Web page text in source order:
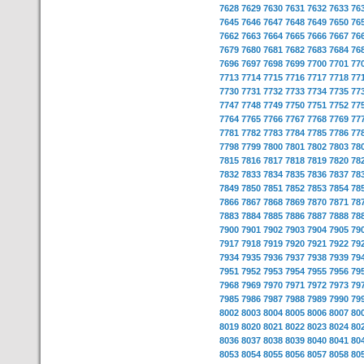
7628 7629 7630 7631 7632 7633
7645 7646 7647 7648 7649 7650
7662 7663 7664 7665 7666 7667
7679 7680 7681 7682 7683 7684
7696 7697 7698 7699 7700 7701
7713 7714 7715 7716 7717 7718
7730 7731 7732 7733 7734 7735
7747 7748 7749 7750 7751 7752
7764 7765 7766 7767 7768 7769
7781 7782 7783 7784 7785 7786
7798 7799 7800 7801 7802 7803
7815 7816 7817 7818 7819 7820
7832 7833 7834 7835 7836 7837
7849 7850 7851 7852 7853 7854
7866 7867 7868 7869 7870 7871
7883 7884 7885 7886 7887 7888
7900 7901 7902 7903 7904 7905
7917 7918 7919 7920 7921 7922
7934 7935 7936 7937 7938 7939
7951 7952 7953 7954 7955 7956
7968 7969 7970 7971 7972 7973
7985 7986 7987 7988 7989 7990
8002 8003 8004 8005 8006 8007
8019 8020 8021 8022 8023 8024
8036 8037 8038 8039 8040 8041
8053 8054 8055 8056 8057 8058